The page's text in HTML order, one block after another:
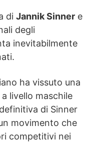
di Jannik Sinner e
degli
inevitabilmente
ha vissuto una
livello maschile
di Sinner
movimento che
competitivi nei